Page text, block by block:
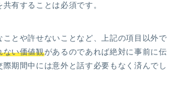
有することは必須です。
とや許せないことなど、上記の項目以外で
ない価値観があるのであれば絶対に事前に伝
際期間中には意外と話す必要もなく済んでし